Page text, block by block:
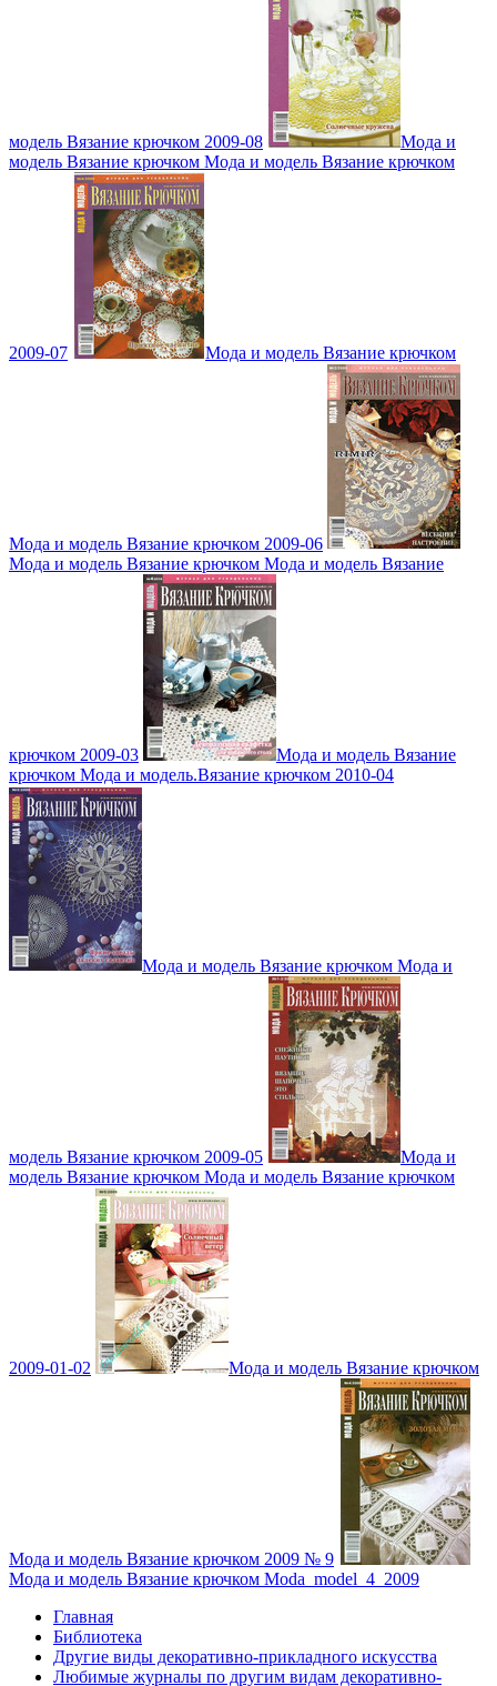
модель Вязание крючком 2009-08
Мода и
модель Вязание крючком Мода и модель Вязание крючком
2009-07 Мода и модель Вязание крючком
Мода и модель Вязание крючком 2009-06
Мода и модель Вязание крючком Мода и модель Вязание
крючком 2009-03
Мода и модель Вязание
крючком Мода и модель.Вязание крючком 2010-04
Мода и модель Вязание крючком Мода и
модель Вязание крючком 2009-05
Мода и
модель Вязание крючком Мода и модель Вязание крючком
2009-01-02 Мода и модель Вязание крючком
Мода и модель Вязание крючком 2009 № 9
Мода и модель Вязание крючком Moda_model_4_2009
Главная
Библиотека
Другие виды декоративно-прикладного искусства
Любимые журналы по другим видам декоративно-